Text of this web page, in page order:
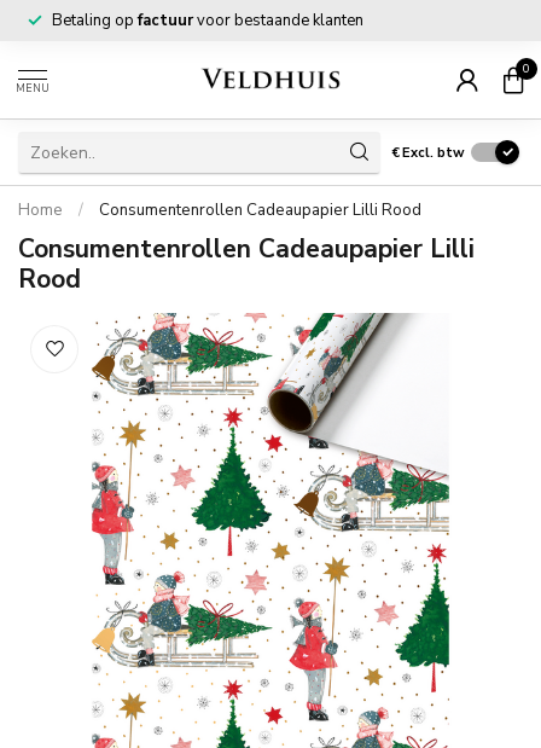
Betaling opfactuurvoor bestaande klanten
MENU
0
€Excl. btw
Home / Consumentenrollen Cadeaupapier Lilli Rood
Consumentenrollen Cadeaupapier Lilli
Rood